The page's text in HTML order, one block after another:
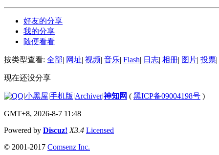
好友的分享
我的分享
随便看看
按类型查看: 全部| 网址| 视频| 音乐| Flash| 日志| 相册| 图片| 投票|
现在还没分享
|小黑屋|手机版|Archiver|神知网 ( 黑ICP备09004198号 )
GMT+8, 2026-8-7 11:48
Powered by Discuz! X3.4 Licensed
© 2001-2017 Comsenz Inc.